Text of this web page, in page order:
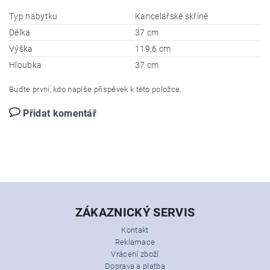
Typ nábytku
Kancelářské skříně
Délka
37 cm
Výška
119,6 cm
Hloubka
37 cm
Buďte první, kdo napíše příspěvek k této položce.
Přidat komentář
ZÁKAZNICKÝ SERVIS
Kontakt
Reklamace
Vrácení zboží
Doprava a platba